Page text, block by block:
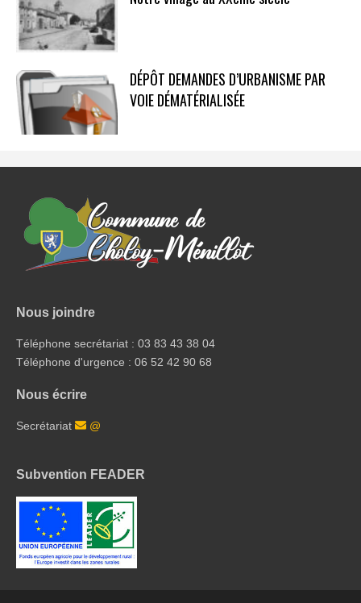
DÉPÔT DEMANDES D’URBANISME PAR
VOIE DÉMATÉRIALISÉE
Nous joindre
Téléphone secrétariat : 03 83 43 38 04
Téléphone d'urgence : 06 52 42 90 68
Nous écrire
Secrétariat @
Subvention FEADER